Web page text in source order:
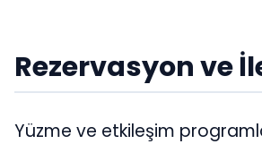
Rezervasyon ve
Yüzme ve etkileşim